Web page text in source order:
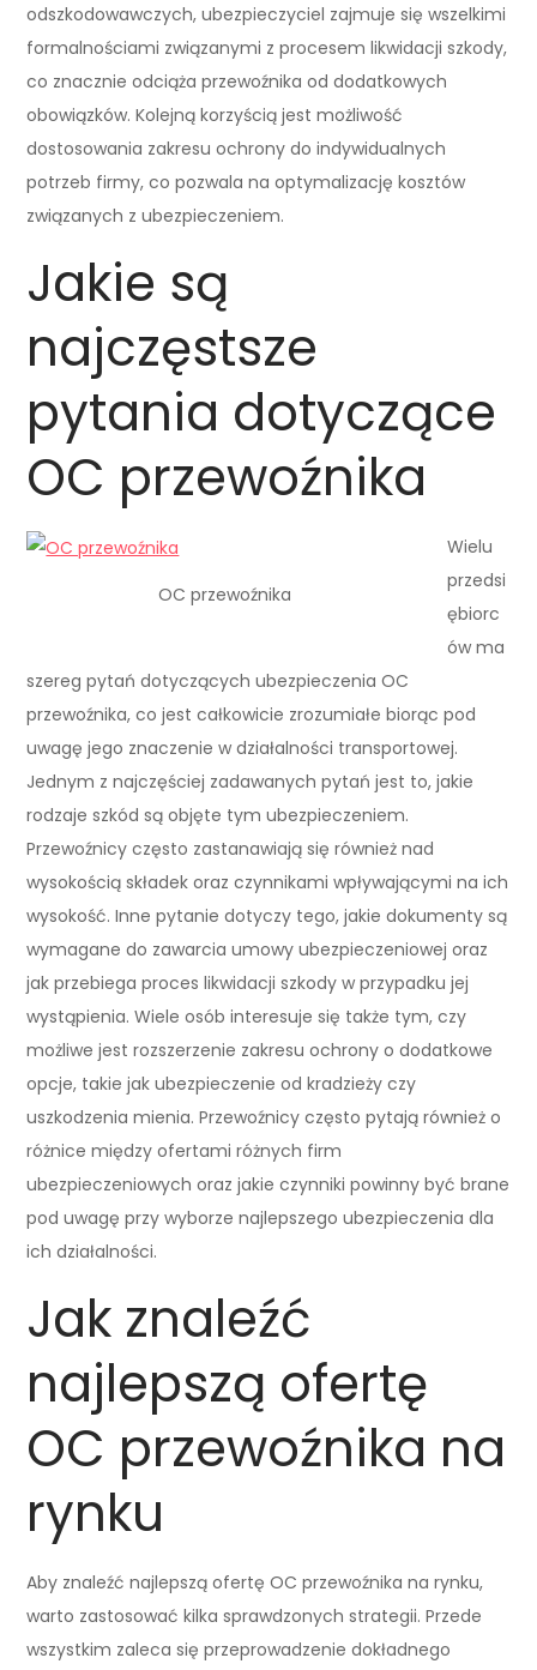
odszkodowawczych, ubezpieczyciel zajmuje się wszelkimi
formalnościami związanymi z procesem likwidacji szkody,
co znacznie odciąża przewoźnika od dodatkowych
obowiązków. Kolejną korzyścią jest możliwość
dostosowania zakresu ochrony do indywidualnych
potrzeb firmy, co pozwala na optymalizację kosztów
związanych z ubezpieczeniem.
Jakie są
najczęstsze
pytania dotyczące
OC przewoźnika
OC przewoźnika
Wielu
przedsi
ębiorc
ów ma
szereg pytań dotyczących ubezpieczenia OC
przewoźnika, co jest całkowicie zrozumiałe biorąc pod
uwagę jego znaczenie w działalności transportowej.
Jednym z najczęściej zadawanych pytań jest to, jakie
rodzaje szkód są objęte tym ubezpieczeniem.
Przewoźnicy często zastanawiają się również nad
wysokością składek oraz czynnikami wpływającymi na ich
wysokość. Inne pytanie dotyczy tego, jakie dokumenty są
wymagane do zawarcia umowy ubezpieczeniowej oraz
jak przebiega proces likwidacji szkody w przypadku jej
wystąpienia. Wiele osób interesuje się także tym, czy
możliwe jest rozszerzenie zakresu ochrony o dodatkowe
opcje, takie jak ubezpieczenie od kradzieży czy
uszkodzenia mienia. Przewoźnicy często pytają również o
różnice między ofertami różnych firm
ubezpieczeniowych oraz jakie czynniki powinny być brane
pod uwagę przy wyborze najlepszego ubezpieczenia dla
ich działalności.
Jak znaleźć
najlepszą ofertę
OC przewoźnika na
rynku
Aby znaleźć najlepszą ofertę OC przewoźnika na rynku,
warto zastosować kilka sprawdzonych strategii. Przede
wszystkim zaleca się przeprowadzenie dokładnego